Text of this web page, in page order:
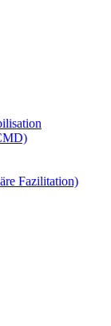
Fazilitation)